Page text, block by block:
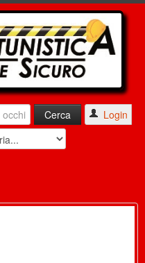
Login